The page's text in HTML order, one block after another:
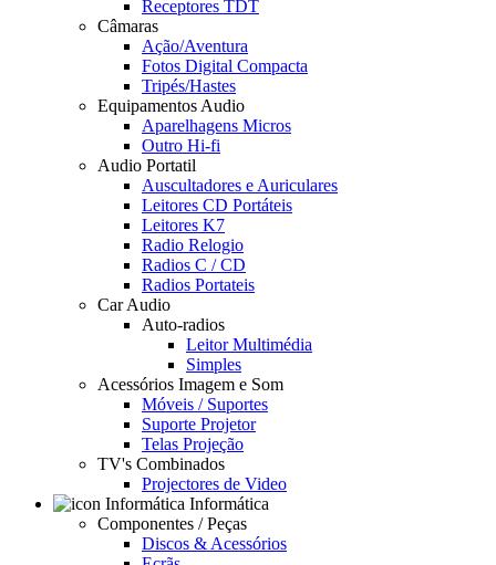
Receptores TDT
Câmaras
Ação/Aventura
Fotos Digital Compacta
Tripés/Hastes
Equipamentos Audio
Aparelhagens Micros
Outro Hi-fi
Audio Portatil
Auscultadores e Auriculares
Leitores CD Portáteis
Leitores K7
Radio Relogio
Radios C / CD
Radios Portateis
Car Audio
Auto-radios
Leitor Multimédia
Simples
Acessórios Imagem e Som
Móveis / Suportes
Suporte Projetor
Telas Projeção
TV's Combinados
Projectores de Video
Informática
Componentes / Peças
Discos & Acessórios